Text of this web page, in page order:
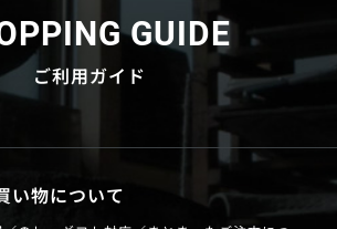
GUIDE
ご利用ガイド
い物について